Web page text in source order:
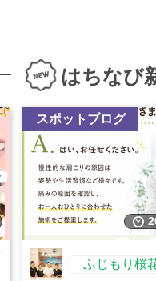
はちなび
スポットブログ
ふじもり桜